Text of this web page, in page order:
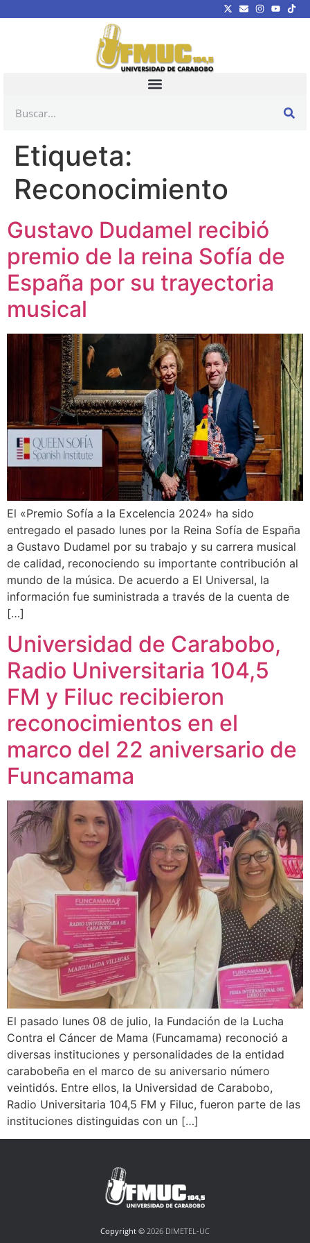
Etiqueta:
Reconocimiento
Gustavo Dudamel recibió
premio de la reina Sofía de
España por su trayectoria
musical
El «Premio Sofía a la Excelencia 2024» ha sido
entregado el pasado lunes por la Reina Sofía de España
a Gustavo Dudamel por su trabajo y su carrera musical
de calidad, reconociendo su importante contribución al
mundo de la música. De acuerdo a El Universal, la
información fue suministrada a través de la cuenta de
[…]
Universidad de Carabobo,
Radio Universitaria 104,5
FM y Filuc recibieron
reconocimientos en el
marco del 22 aniversario de
Funcamama
El pasado lunes 08 de julio, la Fundación de la Lucha
Contra el Cáncer de Mama (Funcamama) reconoció a
diversas instituciones y personalidades de la entidad
carabobeña en el marco de su aniversario número
veintidós. Entre ellos, la Universidad de Carabobo,
Radio Universitaria 104,5 FM y Filuc, fueron parte de las
instituciones distinguidas con un […]
Copyright © 2026 DIMETEL-UC